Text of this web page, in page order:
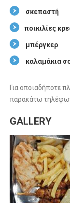
σκεπαστή
ποικιλίες
μπέργκερ
καλαμάκια
Για οποιαδήποτε
παρακάτω
GALLERY